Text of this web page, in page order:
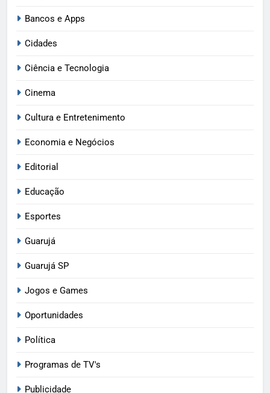
Bancos e Apps
Cidades
Ciência e Tecnologia
Cinema
Cultura e Entretenimento
Economia e Negócios
Editorial
Educação
Esportes
Guarujá
Guarujá SP
Jogos e Games
Oportunidades
Política
Programas de TV's
Publicidade